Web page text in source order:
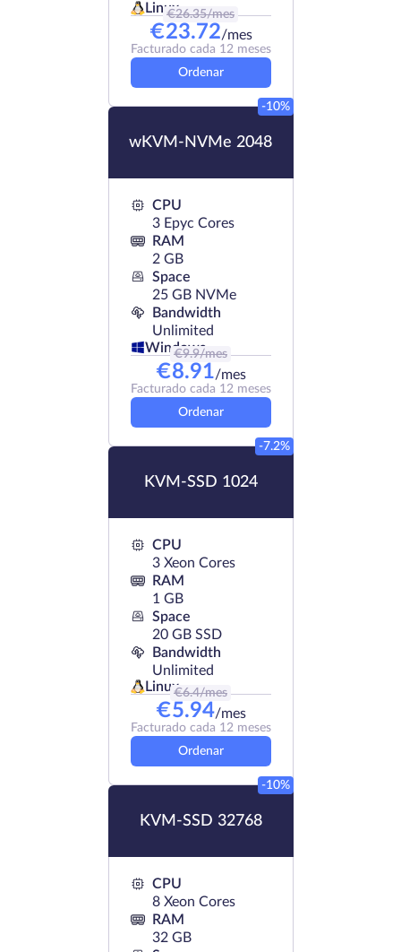
Linux
€26.35/mes
€23.72/mes
Facturado cada 12 meses
Ordenar
wKVM-NVMe 2048
-10%
CPU
3 Epyc Cores
RAM
2 GB
Space
25 GB NVMe
Bandwidth
Unlimited
Windows
€9.9/mes
€8.91/mes
Facturado cada 12 meses
Ordenar
KVM-SSD 1024
-7.2%
CPU
3 Xeon Cores
RAM
1 GB
Space
20 GB SSD
Bandwidth
Unlimited
Linux€6.4/mes
€5.94/mes
Facturado cada 12 meses
Ordenar
KVM-SSD 32768
-10%
CPU
8 Xeon Cores
RAM
32 GB